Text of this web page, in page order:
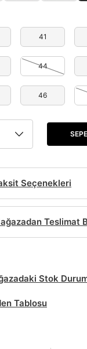
41
44
46
Seçenekleri
Teslimat
Stok
Tablosu